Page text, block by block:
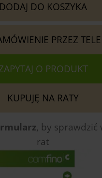
DODAJ DO KOSZYKA
PRZEZ
O PRODUKT
KUPUJĘ NA RATY
, by sprawdzić
rat